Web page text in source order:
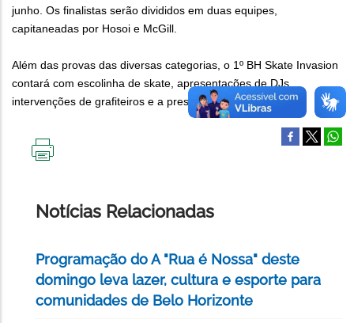
junho. Os finalistas serão divididos em duas equipes,
capitaneadas por Hosoi e McGill.
Além das provas das diversas categorias, o 1º BH Skate Invasion
contará com escolinha de skate, apresentações de DJs,
intervenções de grafiteiros e a presença de food trucks.
Notícias Relacionadas
Programação do A "Rua é Nossa" deste
domingo leva lazer, cultura e esporte para
comunidades de Belo Horizonte